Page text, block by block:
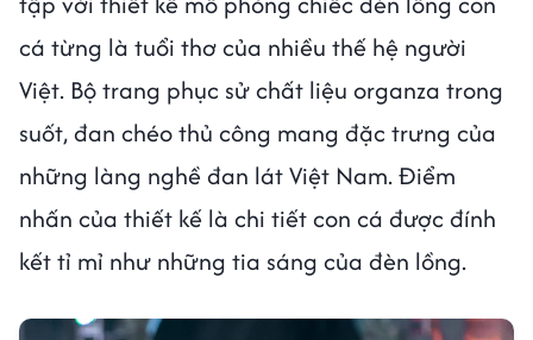
cá từng là tuổi thơ của nhiều thế hệ người
Việt. Bộ trang phục sử chất liệu organza trong
suốt, đan chéo thủ công mang đặc trưng của
những làng nghề đan lát Việt Nam. Điểm
nhấn của thiết kế là chi tiết con cá được đính
kết tỉ mỉ như những tia sáng của đèn lồng.